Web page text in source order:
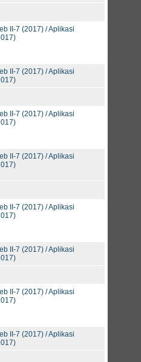
II-7 (2017) / Aplikasi
II-7 (2017) / Aplikasi
II-7 (2017) / Aplikasi
II-7 (2017) / Aplikasi
II-7 (2017) / Aplikasi
II-7 (2017) / Aplikasi
II-7 (2017) / Aplikasi
II-7 (2017) / Aplikasi